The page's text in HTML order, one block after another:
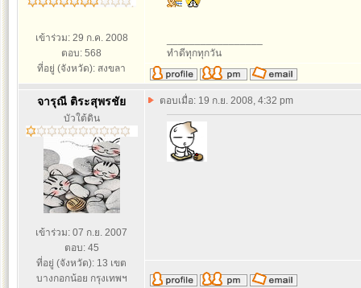
เข้าร่วม: 29 ก.ค. 2008
ตอบ: 568
ที่อยู่ (จังหวัด): สงขลา
ทำดีทุกทุกวัน
จารุณี ติระสุพรชัย
บัวใต้ดิน
เข้าร่วม: 07 ก.ย. 2007
ตอบ: 45
ที่อยู่ (จังหวัด): 13 เขต
บางกอกน้อย กรุงเทพฯ
ตอบเมื่อ: 19 ก.ย. 2008, 4:32 pm